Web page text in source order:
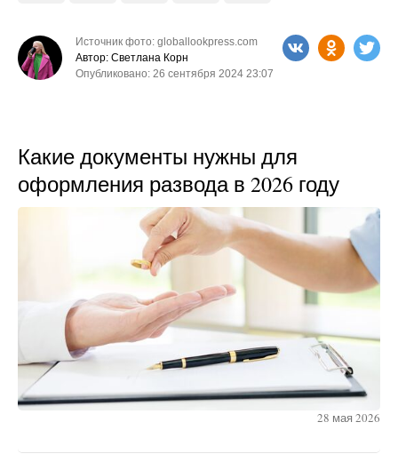
Источник фото: globallookpress.com
Автор: Светлана Корн
Опубликовано: 26 сентября 2024 23:07
Какие документы нужны для
оформления развода в 2026 году
28 мая 2026